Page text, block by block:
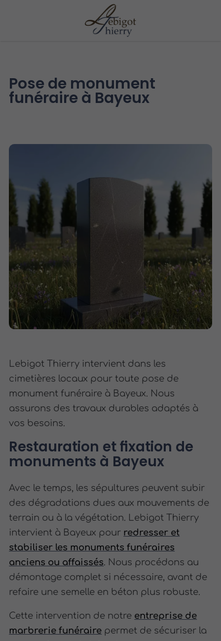
Pose de monument
funéraire à Bayeux
Lebigot Thierry intervient dans les
cimetières locaux pour toute pose de
monument funéraire à Bayeux. Nous
assurons des travaux durables adaptés à
vos besoins.
Restauration et fixation de
monuments à Bayeux
Avec le temps, les sépultures peuvent subir
des dégradations dues aux mouvements de
terrain ou à la végétation. Lebigot Thierry
intervient à Bayeux pour redresser et
stabiliser les monuments funéraires
anciens ou affaissés. Nous procédons au
démontage complet si nécessaire, avant de
refaire une semelle en béton plus robuste.
Cette intervention de notre entreprise de
marbrerie funéraire permet de sécuriser la